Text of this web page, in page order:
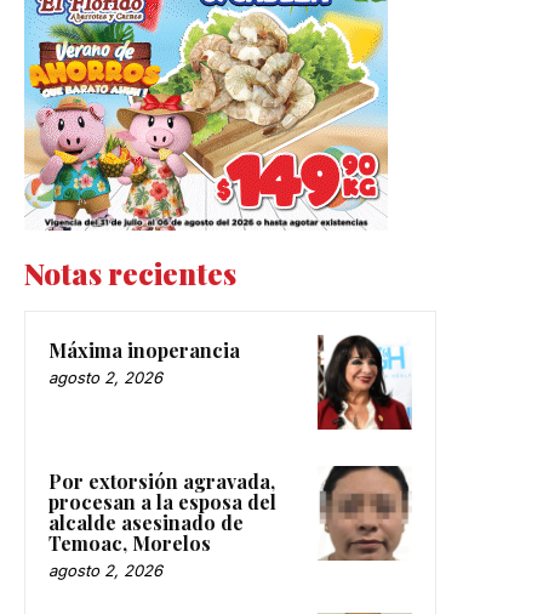
Notas recientes
Máxima inoperancia
agosto 2, 2026
Por extorsión agravada,
procesan a la esposa del
alcalde asesinado de
Temoac, Morelos
agosto 2, 2026